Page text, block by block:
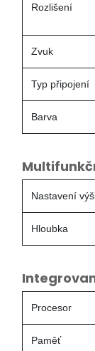
Rozlišení
Zvuk
Typ připojení
Barva
Nastavení
Hloubka
Procesor
Paměť